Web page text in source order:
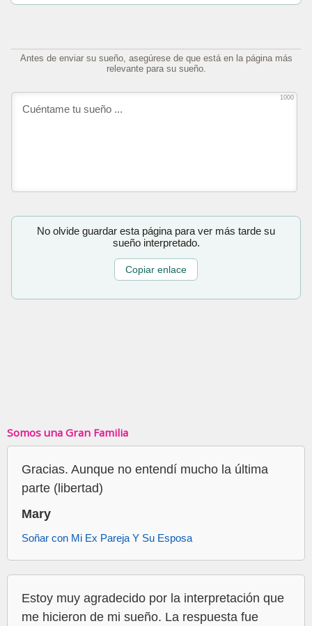
Antes de enviar su sueño, asegúrese de que está en la página más
relevante para su sueño.
1000
No olvide guardar esta página para ver más tarde su
sueño interpretado.
Copiar enlace
Somos una Gran Familia
Gracias. Aunque no entendí mucho la última
parte (libertad)
Mary
Soñar con Mi Ex Pareja Y Su Esposa
Estoy muy agradecido por la interpretación que
me hicieron de mi sueño. La respuesta fue